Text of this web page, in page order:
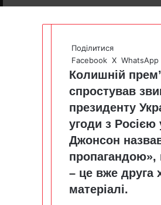
Поділитися
Facebook X WhatsApp
Колишній
спростував
президенту
угоди з Росією
Джонсон
пропагандою»,
– це вже друга
матеріалі.